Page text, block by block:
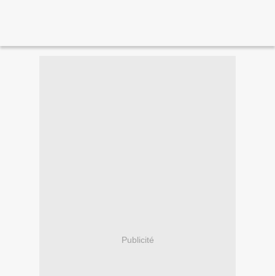
Publicité